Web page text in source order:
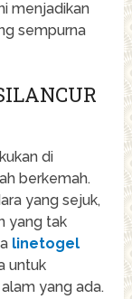
menjadikan
sempurna
di
berkemah.
yang sejuk,
yang tak
linetogel
untuk
yang ada.